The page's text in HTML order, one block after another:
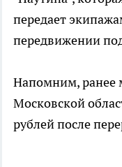
передает
передвижении
Напомним, ранее
Московской
рублей после